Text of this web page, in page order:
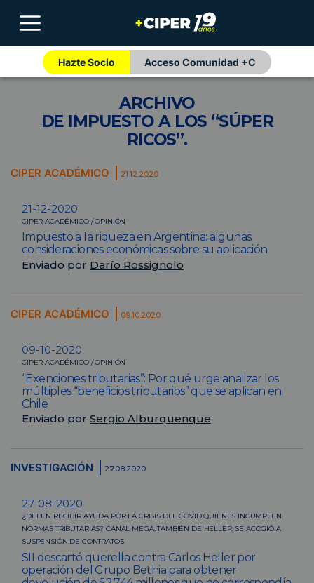
Hazte Socio Acceso Comunidad +C
ARCHIVO
DE IMPUESTO A LOS “SÚPER
RICOS”.
CIPER ACADÉMICO 21.12.2020
21-12-2020
CIPER ACADÉMICO / OPINIÓN
Impuesto a la riqueza en Argentina: algunas
consideraciones económicas sobre su aplicación
Enviado por Darío Rossignolo
CIPER ACADÉMICO 09.10.2020
09-10-2020
CIPER ACADÉMICO / OPINIÓN
“Exenciones tributarias”: Por qué urge analizar los
múltiples “beneficios tributarios” que se aplican en
Chile
Enviado por Sergio Alburquenque
INVESTIGACIÓN 27.08.2020
27-08-2020
¿DEBEN RECIBIR AYUDA POR LA CRISIS DEL COVID QUIENES INCUMPLEN
NORMAS TRIBUTARIAS? CANAL MEGA, TAMBIÉN DE HELLER, SE ACOGIÓ A
SUSPENSIÓN DE CONTRATOS
SII descartó querella contra Carlos Heller por
operación del Grupo Bethia para obtener